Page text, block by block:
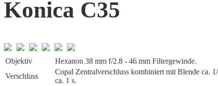
Konica C35
Objektiv
Hexanon 38 mm f/2.8 - 46 mm Filtergewinde.
Verschluss
Copal Zentralverschluss kombiniert mit Blende ca.
ca. 1 s.